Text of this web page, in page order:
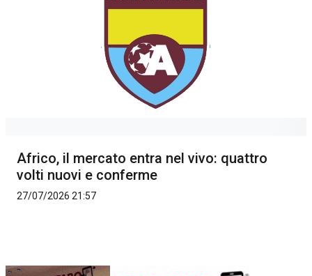
Africo, il mercato entra nel vivo: quattro
volti nuovi e conferme
27/07/2026 21:57